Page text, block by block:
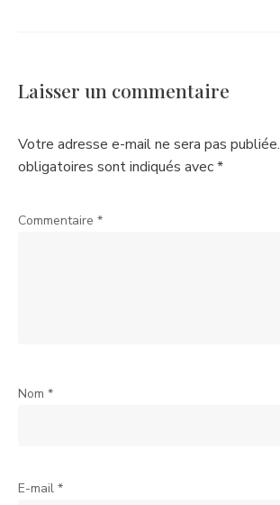
Laisser un commentaire
Votre adresse e-mail ne sera pas publiée.
obligatoires sont indiqués avec*
Commentaire *
Nom *
E-mail *